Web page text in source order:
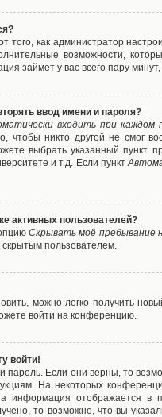
того, как администратор
возможности,
займёт у вас всего пару
ввод имени и пароля?
входить при каждом
чтобы никто другой не смог
выбрать указанный пункт
и т.д. Если пункт
активных пользователей?
Скрывать моё пребывание
пользователем.
можно легко получить
войти на конференцию.
войти!
пароль. Если они верны, то
На некоторых
информация отображается в
то возможно, что вы